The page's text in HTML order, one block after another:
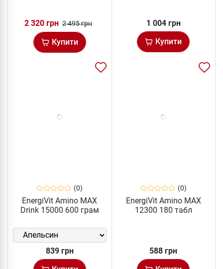
2 320 грн 2 495 грн
Купити
1 004 грн
Купити
(0)
EnergiVit Amino MAX
Drink 15000 600 грам
839 грн
(0)
EnergiVit Amino MAX
12300 180 табл
588 грн